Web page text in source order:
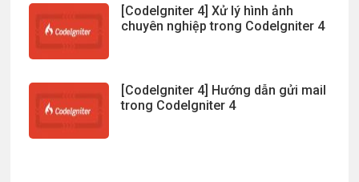
[CodeIgniter 4] Xử lý hình ảnh
chuyên nghiệp trong CodeIgniter 4
[CodeIgniter 4] Hướng dẫn gửi mail
trong CodeIgniter 4